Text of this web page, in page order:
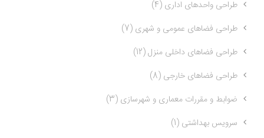
طراحی واحدهای اداری (4)
طراحی فضاهای عمومی و شهری (7)
طراحی فضاهای داخلی منزل (12)
طراحی فضاهای خارجی (8)
ضوابط و مقررات معماری و شهرسازی (3)
سرویس بهداشتی (1)